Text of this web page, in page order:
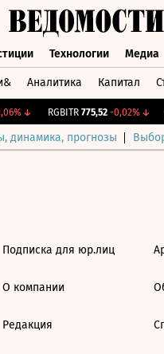
Технологии Медиа
Аналитика Капитал
↓ RGBITR 775,52 -0,02%↓
динамика, прогнозы
Подписка для юр.лиц
О компании
Редакция